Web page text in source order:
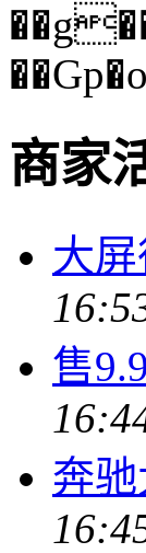
商家
大
售
奔